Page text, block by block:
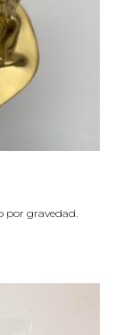
por gravedad.